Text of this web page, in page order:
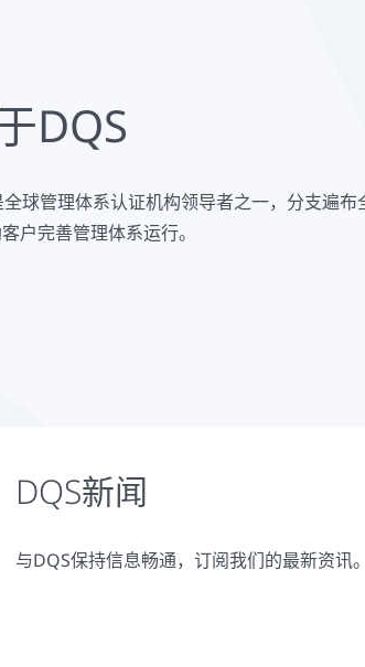
DQS
全球管理体系认证机构领导者之一，分支遍
户完善管理体系运行。
DQS新闻
与DQS保持信息畅通，订阅我们的最新资讯。